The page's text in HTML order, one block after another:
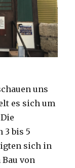
uns
es sich um
bis 5
sich in
von